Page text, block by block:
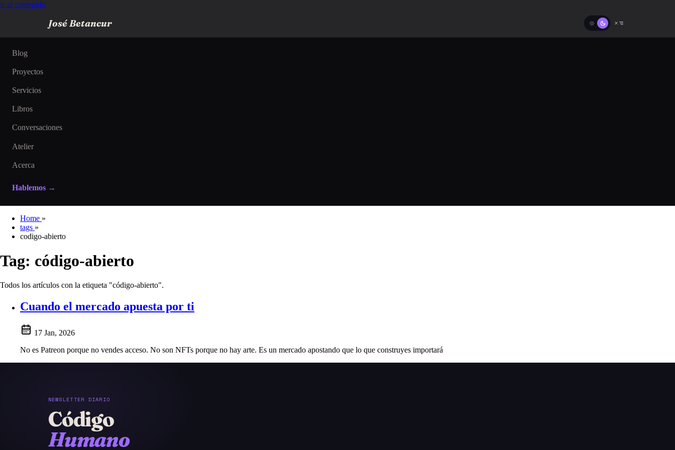
Ir al contenido
José Betancur
Blog
Proyectos
Servicios
Libros
Conversaciones
Atelier
Acerca
Hablemos →
Home »
tags »
codigo-abierto
Tag: código-abierto
Todos los artículos con la etiqueta "código-abierto".
Cuando el mercado apuesta por ti
17 Jan, 2026
No es Patreon porque no vendes acceso. No son NFTs porque no hay arte. Es un mercado apostando que lo que construyes importará
NEWSLETTER DIARIO
Código
Humano